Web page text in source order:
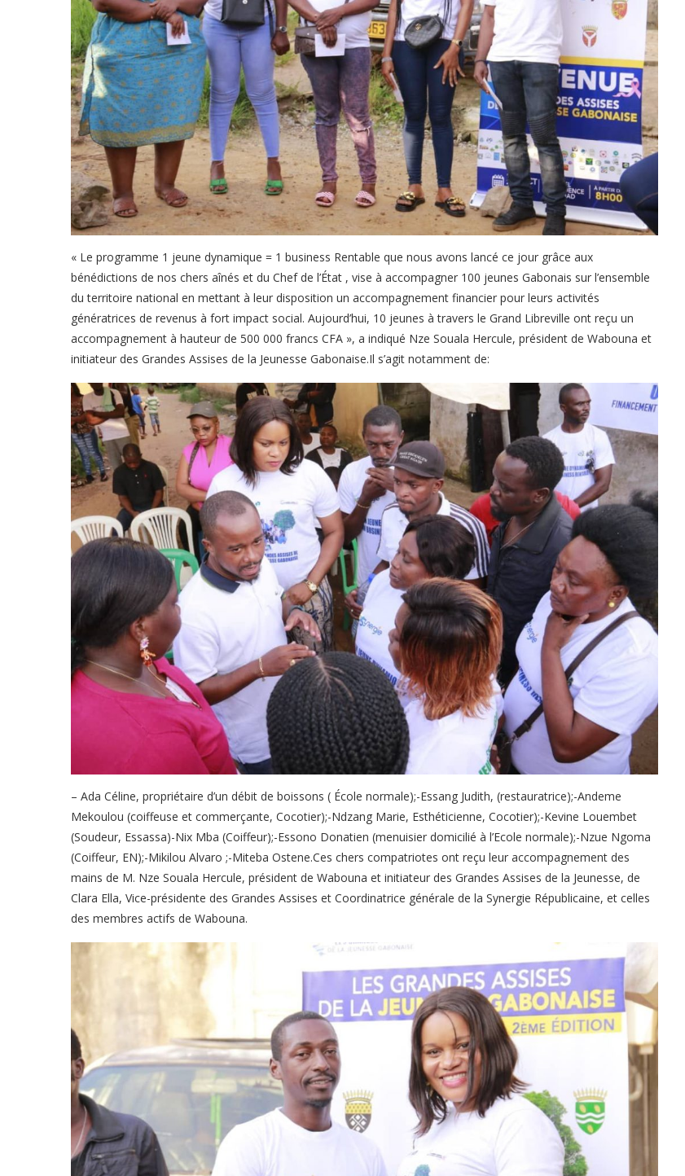
« Le programme 1 jeune dynamique = 1 business Rentable que nous avons lancé ce jour grâce aux
bénédictions de nos chers aînés et du Chef de l’État , vise à accompagner 100 jeunes Gabonais sur l’ensemble
du territoire national en mettant à leur disposition un accompagnement financier pour leurs activités
génératrices de revenus à fort impact social. Aujourd’hui, 10 jeunes à travers le Grand Libreville ont reçu un
accompagnement à hauteur de 500 000 francs CFA », a indiqué Nze Souala Hercule, président de Wabouna et
initiateur des Grandes Assises de la Jeunesse Gabonaise.Il s’agit notamment de:
– Ada Céline, propriétaire d’un débit de boissons ( École normale);-Essang Judith, (restauratrice);-Andeme
Mekoulou (coiffeuse et commerçante, Cocotier);-Ndzang Marie, Esthéticienne, Cocotier);-Kevine Louembet
(Soudeur, Essassa)-Nix Mba (Coiffeur);-Essono Donatien (menuisier domicilié à l’Ecole normale);-Nzue Ngoma
(Coiffeur, EN);-Mikilou Alvaro ;-Miteba Ostene.Ces chers compatriotes ont reçu leur accompagnement des
mains de M. Nze Souala Hercule, président de Wabouna et initiateur des Grandes Assises de la Jeunesse, de
Clara Ella, Vice-présidente des Grandes Assises et Coordinatrice générale de la Synergie Républicaine, et celles
des membres actifs de Wabouna.